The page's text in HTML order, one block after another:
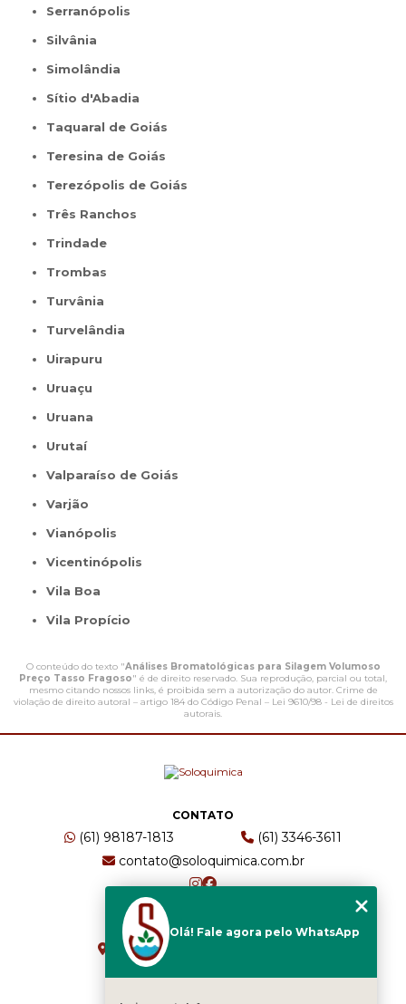
Serranópolis
Silvânia
Simolândia
Sítio d'Abadia
Taquaral de Goiás
Teresina de Goiás
Terezópolis de Goiás
Três Ranchos
Trindade
Trombas
Turvânia
Turvelândia
Uirapuru
Uruaçu
Uruana
Urutaí
Valparaíso de Goiás
Varjão
Vianópolis
Vicentinópolis
Vila Boa
Vila Propício
O conteúdo do texto "Análises Bromatológicas para Silagem Volumoso
Preço Tasso Fragoso" é de direito reservado. Sua reprodução, parcial ou total,
mesmo citando nossos links, é proibida sem a autorização do autor. Crime de
violação de direito autoral – artigo 184 do Código Penal – Lei 9610/98 - Lei de direitos
autorais.
CONTATO
(61) 98187-1813
(61) 3346-3611
contato@soloquimica.com.br
ENDEREÇO
CRS 511 Sul, Bl B, Sl 49 - Asa Sul
Brasília - DF - CEP: 70361-520
Olá! Fale agora pelo WhatsApp